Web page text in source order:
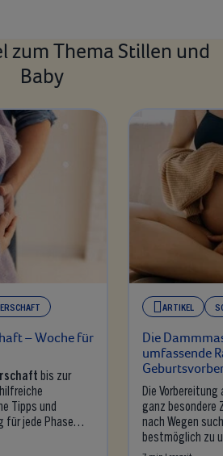
zum Thema Stillen und
Baby
– Woche für
bis zur
Tipps und
für jede Phase
ARTIKEL
Die
umfassende
Die
ganz besondere
nach Wegen
bestmöglich zu